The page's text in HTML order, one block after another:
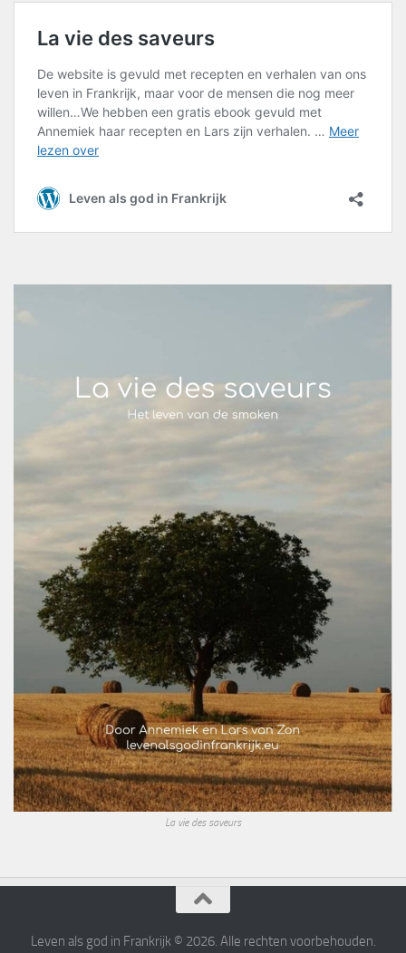
La vie des saveurs
Leven als god in Frankrijk © 2026. Alle rechten voorbehouden.